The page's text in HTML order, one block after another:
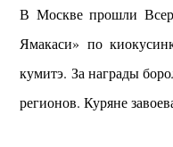
В Москве прошли
Ямакаси» по
кумитэ. За награды
регионов. Куряне